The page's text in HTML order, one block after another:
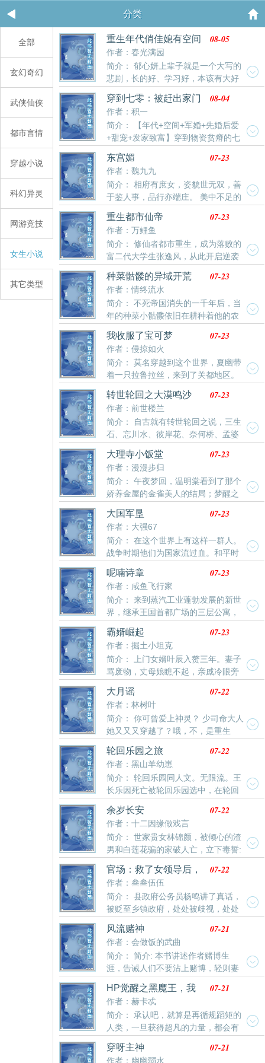
分类
全部
玄幻奇幻
武侠仙侠
都市言情
穿越小说
科幻异灵
网游竞技
女生小说
其它类型
重生年代俏佳媳有空间
作者：春光满园
08-05
简介： 郁心妍上辈子就是一个大写的
悲剧，长的好、学习好，本该有大好
的前程，却被养父母用来抵债。嫁给二婚男也就算了，
还被渣男耍手段，成了众人口中不下蛋的母鸡，被继
子、继女白眼、诅咒、欺压了大半辈子。最终，郁结于
心得了不治之症，没等来丈夫的嘘寒问暖，却等来了被
扫地出门。偏偏命运弄人，意外得知了自己不能生育的
真正原因，自己要强了一辈子，却活成了一个笑话。重
生归来，这保姆牌妻子谁爱当谁当。正想着该如何改变
困局，却偶得一方小空间，看着老天给的金手指笑眯了
眼。干净利落的踢了所谓的专情男，转身嫁给了厂里的
娶妻老大难，过起了没羞没臊、谁幸福谁知道的甜蜜小
日子。
穿到七零：被赶出家门
后我存款过亿
作者：积一
08-04
简介： 【年代+空间+军婚+先婚后爱
+甜宠+发家致富】穿到物资贫瘠的七
零年代。被大嫂挤兑，被恶婆婆赶出家门。要钱没钱，
要丈夫有个半残的植物丈夫。还好，她有万能空间！钱
自己赚，地自己种，房自己建。本想成为亿万富翁，带
老公吃香喝辣的。结果，老公半夜就站起来了！“喂，陆
晏舟你挡我当亿万首富的路了。”陆晏舟：“那我给你让
个路，你当首富，我当首富背后的男人！夫妻搭档，干
活不累”
东宫媚
作者：魏九九
07-23
简介： 相府有庶女，姿貌世无双，善
于鉴人事，品行亦端庄。 美中不足的
是，姻缘太波折。 第一次议婚，被太后所毁； 第二次
议婚，被皇后所毁； 第三次议婚，赵昔微学了个乖，见
着那些皇亲国戚、世家公子绕道走，行了吧？ 却不料议
婚还没开始，就传出流言——所谓的品行端庄是假的，
那赵家之女早就失了清白身。 一时之间，满城震惊。
却又没料到，忽然天降圣旨，将她指向了太子为妾。 太
子冷着脸：赵氏性情狡诈，本无懿德，一日为妾，终身
为妾。 哪曾想，入宫没半年，强势霸道的太子转了性，
夜夜低声诱哄：“给我生个孩子，好不好？” 赵昔微轻理
云鬓，斜眸凝睇：当日殿下不是说，一日为妾，终身为
妾么？ 太子咬牙：你窃走了孤的心，一日为窃，终身为
窃！ —————— 一句话简介：只是想抱条大腿，却
一不小心斗倒了两届太后。 1v1，先婚后爱，追妻火葬
场
重生都市仙帝
作者：万鲤鱼
07-23
简介： 修仙者都市重生，成为落败的
富二代大学生张逸风，从此开启逆袭
之路。 脚踩高富帅，拳打各类大师。凭借修真秘术，睥
睨天下，横扫世间一切对手。 “在我面前，无人敢嚣
张，因为敢对我嚣张的人，都不会有以后。” “在我面
前，哪怕是高高在上的女王也要低下头颅。不然，头上
永不会有王冠。”
种菜骷髅的异域开荒
作者：情终流水
07-23
简介： 不死帝国消失的一千年后，当
年的种菜小骷髅依旧在耕种着他的农
场，直到召唤通道重新开启。“你们饿吗？我种了一千年
的菜，存了亿点点食物。”“这些农田都抛荒了吗？我能
种东西吗？”“公主的城市在山上不能种菜？那不去
了。”“他们要收我的税还不让我种菜？消灭他们！”群：
798058128
我收服了宝可梦
作者：侵掠如火
07-23
简介： 莫名穿越到这个世界，夏幽带
着一只拉鲁拉丝，来到了关都地区。
小智、小霞、小刚、皮卡丘、火箭队、大木博士…超
梦、三圣鸟、捷拉奥拉、美洛耶塔、代欧奇希斯…收服
稀有的宝可梦，羁绊进化。从石英联盟开始，橘子联
盟、城都联盟、丰缘联盟、神奥联盟、合众联盟、卡洛
斯联盟，阿罗拉联盟，一直到伽勒尔联盟，从未停下追
逐夺冠的脚步！不管是火箭队、熔岩队、海洋队、银河
队、等离子队，还是闪焰队，他们的阴谋终将会被阻
止。小智：我才不是什么逆属性大师，夏幽，你是我一
直要超越的目标！坂木：屡屡坏我火箭队大业，这个小
子十分危险，绝不能留！这个世界，也不仅单单有宝可
梦对战。什么！？索妮亚、彩豆与我关系不清？小霞、
小遥、小光和莉莉艾都是我的仰慕者？小菊儿和露璃娜
也要当我的女朋友！？就连冠军竹兰，也要跟我结
婚！？无论是口袋妖怪、宠物小精灵、还是神奇宝贝，
不管名字如何变换，从无印篇起，这个系列便承载了他
的太多回忆。如今，宝可梦训练家与特别研究调查员的
双重身份，夏幽又会给这个世界带来怎样的变化？——
目前：石英联盟攻略中…
转世轮回之大漠鸣沙
作者：前世楼兰
07-23
简介： 自古就有转世轮回之说，三生
石、忘川水、彼岸花、奈何桥、孟婆
汤……诸多的阻隔与因果，故而人的记忆或许只是在梦
里有过恍惚的残影，瞬间熟悉的感觉却换不回过往的一
切曾经。但是烙印在灵魂之中不可磨灭的深刻印记，使
得无论如何转世轮回，都会有些许类似的行为、信念与
执着。同样的，对于那些在生生世世中都留下刻骨铭心
烙印的人，即便转世有了不同的外貌身世，也能令人产
生莫名的熟悉之感。整个系列小说就是转世轮回的故
事。
大理寺小饭堂
作者：漫漫步归
07-23
简介： 午夜梦回，温明棠看到了那个
娇养金屋的金雀美人的结局；梦醒之
后，换了个芯子的温明棠决定换条接地气的路走走……
****去年年末，京城各部衙门人员变动考评表流出，大理
寺公厨以半年换了十二个厨子的佳绩高居榜首。 自此，
大理寺公厨一战成名，成了全京城厨子的噩梦。……这
日，空缺了半月有余的大理寺公厨新来了一个厨娘……
大国军垦
作者：大强67
07-23
简介： 在这个世界上有这样一群人。
战争时期他们为国家流过血。和平时
期又为国家流过汗。 他们的一生都献给了祖国的西北边
陲。还有他们的子女们。正因为有了他们，我们的国家
才会更加繁荣昌盛!
呢喃诗章
作者：咸鱼飞行家
07-23
简介： 来到蒸汽工业蓬勃发展的新世
界，继承王国首都广场的三层公寓，
带着别人的猫，听着耳边的呢喃之语，去见证这个诡秘
而离奇的时代。第六纪元的史诗即将开始，帷幕后，被
选中者将要踏入传说。旧神、遗物、蒸汽、魔女、侦
探、远古的奥秘、纪元的辉光......“你要玩一把罗德牌
吗？”岁月铭刻光阴，银月照耀阴影。我为你谱写传说，
你为我呢喃诗章。（另有老书五百万字完本，一天两更
从不断更。上午六点五十，下午五点五十，咸鱼出品信
誉保障。）
霸婿崛起
作者：掘土小坦克
07-23
简介： 上门女婿叶辰入赘三年。妻子
骂废物，丈母娘瞧不起，亲戚冷眼旁
观。起得比鸡早，睡得比狗晚。处处看人脸色。上门女
婿怎么了？倒插门又怎么了？三十年河东三十年河西！
金鳞岂是池中物？当初你们对我爱答不理，今天我让你
们高攀不起！
大月谣
作者：林树叶
07-22
简介： 你可曾爱上神灵？ 少司命大人
她又又又穿越了？哦，不，是重生
了。 现代为了救人撞车的林抱月醒来，却发现自己穿回
了自己的前世被埋在秦陵底下的神女少司命身上。 过往
历史迷雾黑暗，前世今生扑朔迷离，而自己……还成了
个倒霉催的和亲公主！ 帝国破碎，七国林立，乱世再
临。 那一夜，嬴抱月从棺材里坐起，开启战国年代女子
的传奇。 本文背景架空。
轮回乐园之旅
作者：黑山羊幼崽
07-22
简介： 轮回乐园同人文。无限流。王
长乐因死亡被轮回乐园选中，在轮回
乐园穿梭各个衍生世界。在轮回乐园获得力量，在衍生
世界接触克苏鲁，在原生世界加入外神教派。
余岁长安
作者：十二因缘做戏言
07-22
简介： 世家贵女林锦颜，被倾心的渣
男和白莲花骗的家破人亡，立下毒誓:
“生生死死都要让恶贼得尝恶果！”万念俱灰下，一心求
死。不曾想竟然还魂重生回到十二年前，这世她定要保
至亲平安！ 以茶治茶，以莲治莲！不就是撒娇柔弱飚演
技？老娘两世为人能输给你？ 真心交付？不过贪图她背
后势力！威胁她至亲？她便让这天下换个人做！
官场：救了女领导后，
我一路飞升
作者：叁叁伍伍
07-22
简介： 县政府公务员杨鸣讲了真话，
被贬至乡镇政府，处处被歧视，处处
被打压。无意救了美女，终于有了出头之日……
风流赌神
作者：会做饭的武曲
07-21
简介： 简介: 本书讲述作者赌博生
涯，告诫人们不要沾上赌博，轻则妻
离子散，重则家破人亡。 赌博，本身就是一种骗术。
一入赌场深似海，从此便成负债人！
HP觉醒之黑魔王，我
们当定了！
作者：赫卡忒
07-21
简介： 承认吧，就算是再循规蹈矩的
人类，一旦获得超凡的力量，都会有
胡作非为的冲动，更何况是两个小疯子？丝西娜·斯图尔
特，伏地魔远房表亲，蛇佬腔，守序邪恶——“吾至，吾
穿呀主神
作者：幽幽弱水
07-21